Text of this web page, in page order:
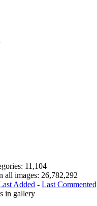
11,104
all images: 26,782,292
Added - Last Commented
in gallery